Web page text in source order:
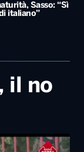
Sasso: “Sì
italiano”
il no